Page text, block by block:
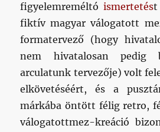
figyelemreméltóismertetést
fiktív magyar válogatott
formatervező (hogy
nem hivatalosan pedig
arculatunk tervezője) volt
elkövetéséért, és a
márkába öntött félig retro,
válogatottmez-kreáció